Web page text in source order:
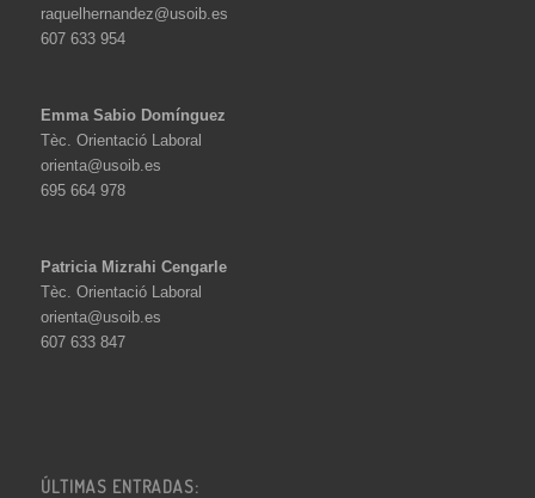
raquelhernandez@usoib.es
607 633 954
Emma Sabio Domínguez
Tèc. Orientació Laboral
orienta@usoib.es
695 664 978
Patricia Mizrahi Cengarle
Tèc. Orientació Laboral
orienta@usoib.es
607 633 847
ÚLTIMAS ENTRADAS: